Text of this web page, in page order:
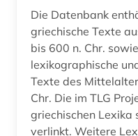
ami (1)
amman (1)
Die Datenbank
griechische Texte
bis 600 n. Chr.
lexikographische
Texte des
Chr. Die im TLG
griechischen Lexika
verlinkt. Weitere Lexika sind in Planung, aktuell